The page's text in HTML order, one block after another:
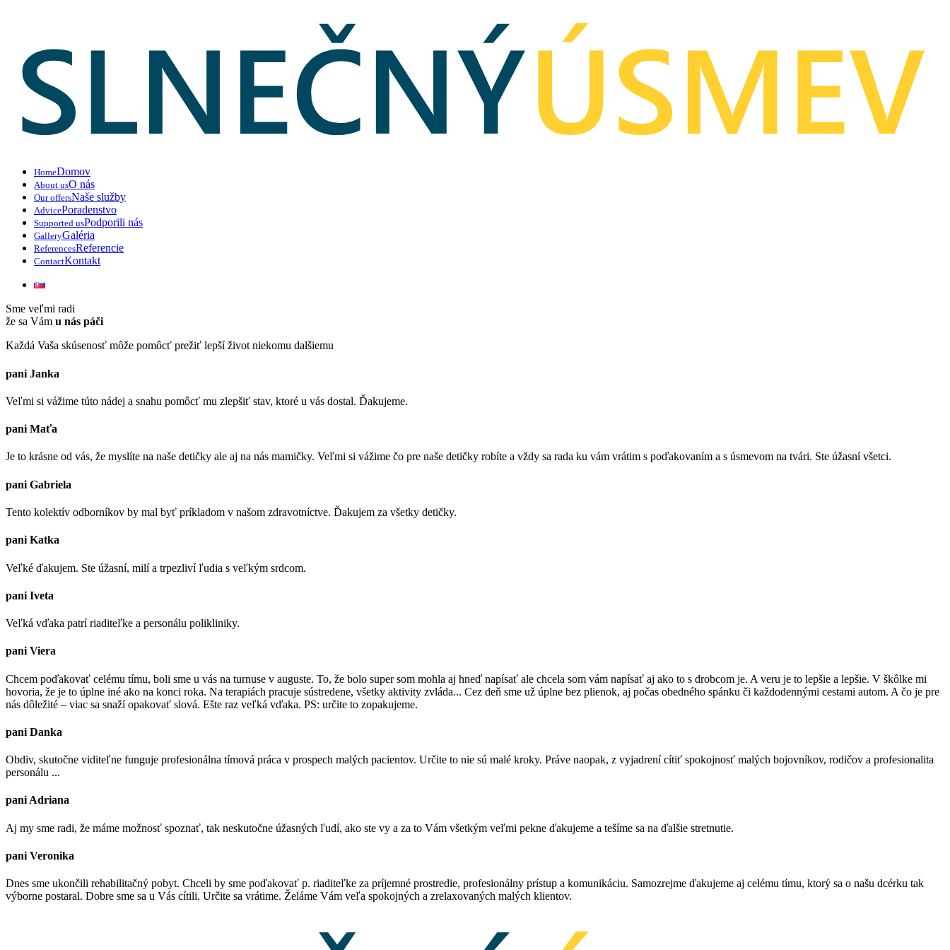
HomeDomov
About usO nás
Our offersNaše služby
AdvicePoradenstvo
Supported usPodporili nás
GalleryGaléria
ReferencesReferencie
ContactKontakt
Sme veľmi radi
že sa Vám u nás páči
Každá Vaša skúsenosť môže pomôcť prežiť lepší život niekomu dalšiemu
pani Janka
Veľmi si vážime túto nádej a snahu pomôcť mu zlepšiť stav, ktoré u vás dostal. Ďakujeme.
pani Maťa
Je to krásne od vás, že myslíte na naše detičky ale aj na nás mamičky. Veľmi si vážime čo pre naše detičky robíte a vždy sa rada ku vám vrátim s poďakovaním a s úsmevom na tvári. Ste úžasní všetci.
pani Gabriela
Tento kolektív odborníkov by mal byť príkladom v našom zdravotníctve. Ďakujem za všetky detičky.
pani Katka
Veľké ďakujem. Ste úžasní, milí a trpezliví ľudia s veľkým srdcom.
pani Iveta
Veľká vďaka patrí riaditeľke a personálu polikliniky.
pani Viera
Chcem poďakovať celému tímu, boli sme u vás na turnuse v auguste. To, že bolo super som mohla aj hneď napísať ale chcela som vám napísať aj ako to s drobcom je. A veru je to lepšie a lepšie. V škôlke mi
hovoria, že je to úplne iné ako na konci roka. Na terapiách pracuje sústredene, všetky aktivity zvláda... Cez deň sme už úplne bez plienok, aj počas obedného spánku či každodennými cestami autom. A čo je pre
nás dôležité – viac sa snaží opakovať slová. Ešte raz veľká vďaka. PS: určite to zopakujeme.
pani Danka
Obdiv, skutočne viditeľne funguje profesionálna tímová práca v prospech malých pacientov. Určite to nie sú malé kroky. Práve naopak, z vyjadrení cítiť spokojnosť malých bojovníkov, rodičov a profesionalita
personálu ...
pani Adriana
Aj my sme radi, že máme možnosť spoznať, tak neskutočne úžasných ľudí, ako ste vy a za to Vám všetkým veľmi pekne ďakujeme a tešíme sa na ďalšie stretnutie.
pani Veronika
Dnes sme ukončili rehabilitačný pobyt. Chceli by sme poďakovať p. riaditeľke za príjemné prostredie, profesionálny prístup a komunikáciu. Samozrejme ďakujeme aj celému tímu, ktorý sa o našu dcérku tak
výborne postaral. Dobre sme sa u Vás cítili. Určite sa vrátime. Želáme Vám veľa spokojných a zrelaxovaných malých klientov.